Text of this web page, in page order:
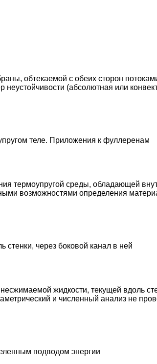
обтекаемой с обеих сторон
неустойчивости (абсолютная или
теле. Приложения к фуллеренам
термоупругой среды, обладающей
возможностями определения
стенки, через боковой канал в ней
жидкости, текущей вдоль
и численный анализ не
подводом энергии